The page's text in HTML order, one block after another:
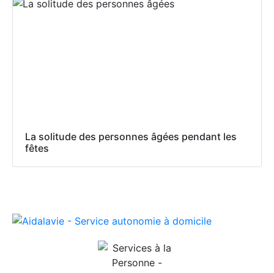
La solitude des personnes âgées pendant les
fêtes